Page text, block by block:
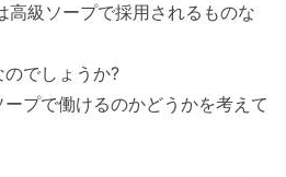
高級ソープで採用されるものな
でしょうか?
プで働けるのかどうかを考えて